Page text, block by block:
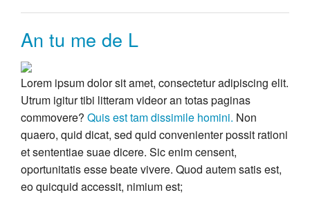
An tu me de L
Lorem ipsum dolor sit amet, consectetur adipiscing elit.
Utrum igitur tibi litteram videor an totas paginas
commovere? Quis est tam dissimile homini. Non
quaero, quid dicat, sed quid convenienter possit rationi
et sententiae suae dicere. Sic enim censent,
oportunitatis esse beate vivere. Quod autem satis est,
eo quicquid accessit, nimium est;